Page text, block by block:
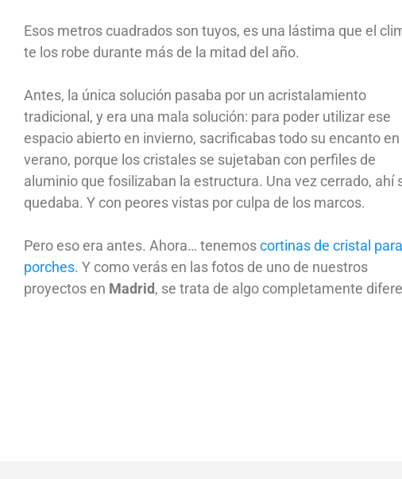
Esos metros cuadrados son tuyos, es una lástima que el
te los robe durante más de la mitad del año.
Antes, la única solución pasaba por un acristalamiento
tradicional, y era una mala solución: para poder utilizar ese
espacio abierto en invierno, sacrificabas todo su encanto en
verano, porque los cristales se sujetaban con perfiles de
aluminio que fosilizaban la estructura. Una vez cerrado, ahí
quedaba. Y con peores vistas por culpa de los marcos.
Pero eso era antes. Ahora… tenemoscortinas de cristal para
porches. Y como verás en las fotos de uno de nuestros
proyectos en Madrid, se trata de algo completamente